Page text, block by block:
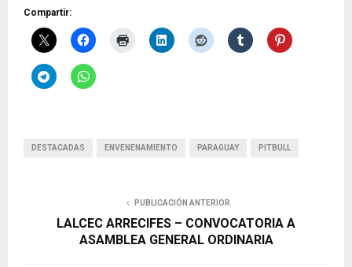
Compartir:
DESTACADAS ENVENENAMIENTO PARAGUAY PITBULL
PUBLICACIÓN ANTERIOR
LALCEC ARRECIFES – CONVOCATORIA A
ASAMBLEA GENERAL ORDINARIA